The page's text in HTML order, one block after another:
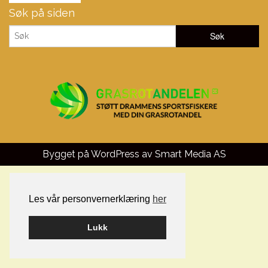
Les vår personvernerklæring her
Lukk
Søk på siden
Bygget på WordPress av Smart Media AS